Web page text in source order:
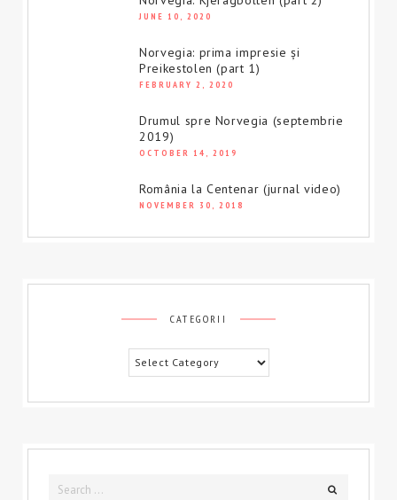
JUNE 10, 2020
Norvegia: prima impresie și
Preikestolen (part 1)
FEBRUARY 2, 2020
Drumul spre Norvegia (septembrie
2019)
OCTOBER 14, 2019
România la Centenar (jurnal video)
NOVEMBER 30, 2018
CATEGORII
Categorii
Search